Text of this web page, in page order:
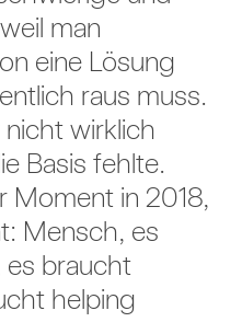
man
eine Lösung
raus muss.
wirklich
Basis fehlte.
Moment in 2018,
Mensch, es
es braucht
helping